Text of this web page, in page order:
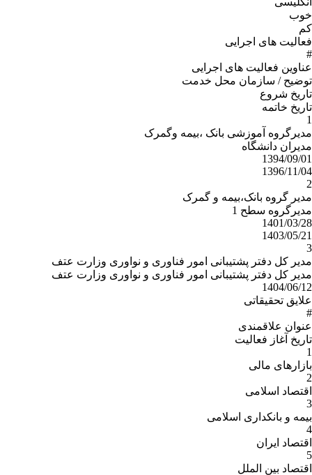
خوب
کم
فعالیت های اجرایی
#
عناوین فعالیت های اجرایی
توضیح / سازمان محل خدمت
تاریخ شروع
تاریخ خاتمه
1
مدیرگروه آموزشی بانک ،بیمه وگمرک
مدیران دانشگاه
1394/09/01
1396/11/04
2
مدیر گروه بانک،بیمه و گمرک
مدیرگروه سطح 1
1401/03/28
1403/05/21
3
مدیر کل دفتر پشتیبانی امور فناوری و نواوری وزارت عتف
مدیر کل دفتر پشتیبانی امور فناوری و نواوری وزارت عتف
1404/06/12
علایق تحقیقاتی
#
عنوان علاقمندى
تاریخ آغاز فعالیت
1
بازارهای مالی
2
اقتصاد اسلامی
3
بیمه و بانکداری اسلامی
4
اقتصاد ایران
5
اقتصاد بین الملل